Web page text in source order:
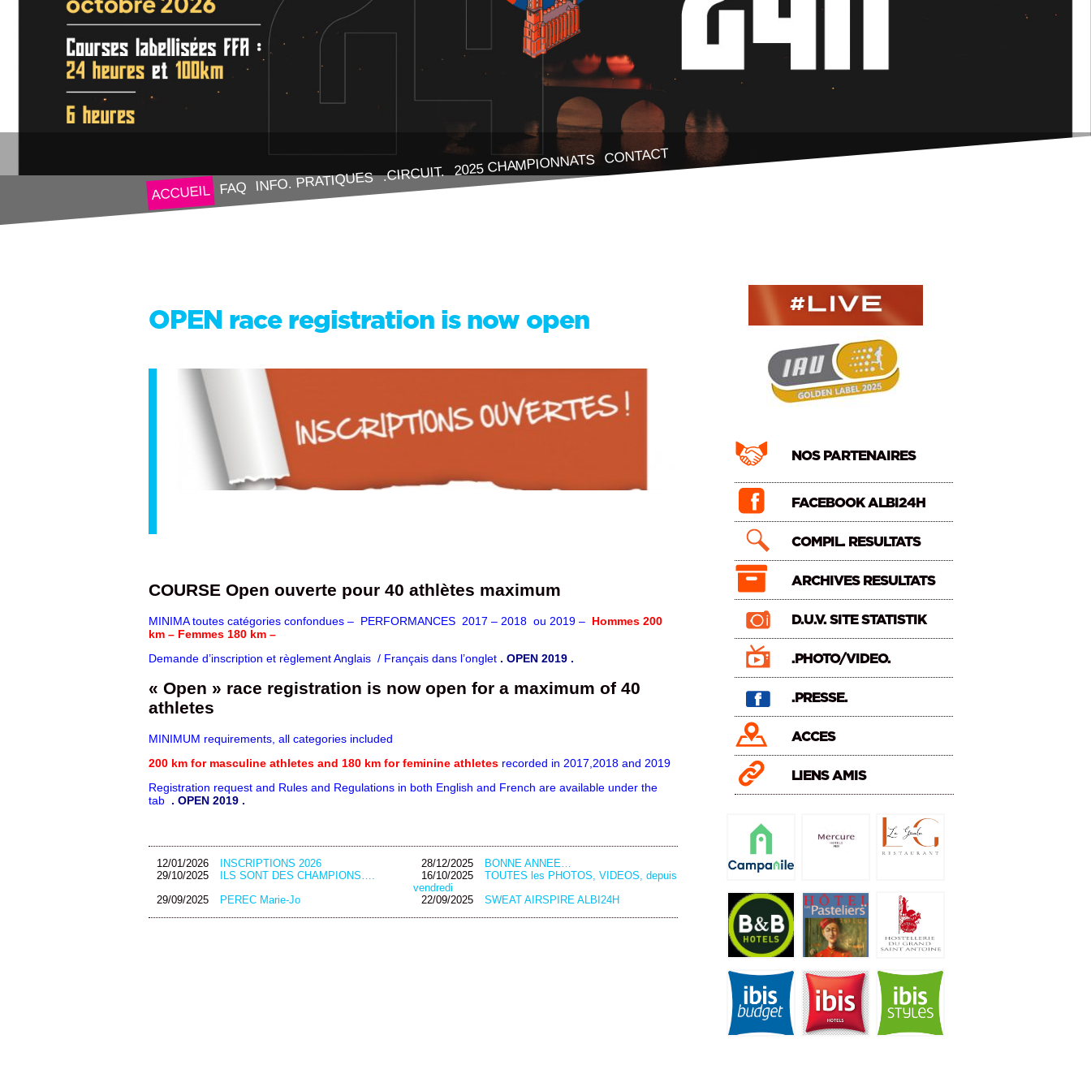
ACCUEIL FAQ INFO. PRATIQUES .CIRCUIT. 2025 CHAMPIONNATS CONTACT
OPEN race registration is now open
COURSE Open ouverte pour 40 athlètes maximum
MINIMA toutes catégories confondues – PERFORMANCES 2017 – 2018 ou 2019 – Hommes 200
km – Femmes 180 km –
Demande d’inscription et règlement Anglais / Français dans l’onglet . OPEN 2019 .
« Open » race registration is now open for a maximum of 40
athletes
MINIMUM requirements, all categories included
200 km for masculine athletes and 180 km for feminine athletesrecorded in 2017,2018 and 2019
Registration request and Rules and Regulations in both English and French are available under the
tab . OPEN 2019 .
12/01/2026 INSCRIPTIONS 2026 28/12/2025
BONNE ANNEE…
29/10/2025
ILS SONT DES CHAMPIONS…. 16/10/2025
TOUTES les PHOTOS, VIDEOS, depuis
vendredi
29/09/2025
PEREC Marie-Jo 22/09/2025 SWEAT AIRSPIRE ALBI24H
NOS PARTENAIRES
FACEBOOK ALBI24H
COMPIL. RESULTATS
ARCHIVES RESULTATS
D.U.V. SITE STATISTIK
.PHOTO/VIDEO.
.PRESSE.
ACCES
LIENS AMIS